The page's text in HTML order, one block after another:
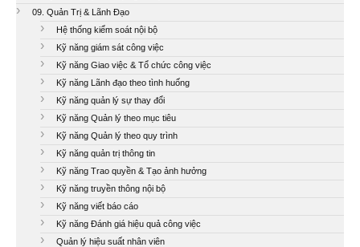
09. Quản Trị & Lãnh Đạo
Hệ thống kiểm soát nội bộ
Kỹ năng giám sát công việc
Kỹ năng Giao việc & Tổ chức công việc
Kỹ năng Lãnh đạo theo tình huống
Kỹ năng quản lý sự thay đổi
Kỹ năng Quản lý theo mục tiêu
Kỹ năng Quản lý theo quy trình
Kỹ năng quản trị thông tin
Kỹ năng Trao quyền & Tạo ảnh hưởng
Kỹ năng truyền thông nội bộ
Kỹ năng viết báo cáo
Kỹ năng Đánh giá hiệu quả công việc
Quản lý hiệu suất nhân viên